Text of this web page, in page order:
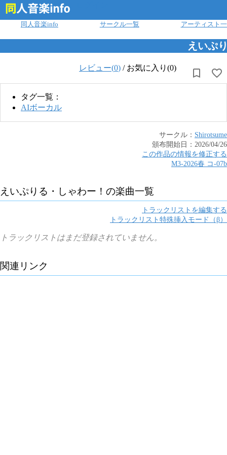
同人音楽info サークル一覧 アーティスト
えいぷ
レビュー(0) / お気に入り(0)
タグ一覧：
AIボーカル
サークル： Shirotsume
頒布開始日： 2026/04/26
この作品の情報を修正する
M3-2026春 コ-07b
えいぷりる・しゃわー！ の楽曲一覧
トラックリストを編集する
トラックリスト特殊挿入モード（β）
トラックリストはまだ登録されていません。
関連リンク